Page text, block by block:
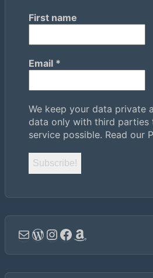
First name
Email *
We keep your data private
data only with third parties
service possible. Read our
Email
WordPress
Instagram
Facebook
Amazon